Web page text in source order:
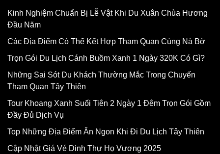
Kinh Nghiệm Chuẩn Bị Lễ Vật Khi Du Xuân Chùa Hương
Đầu Năm
Các Địa Điểm Có Thể Kết Hợp Tham Quan Cùng Nà Bờ
Trọn Gói Du Lịch Cánh Buồm Xanh 1 Ngày 320K Có Gì?
Những Sai Sót Du Khách Thường Mắc Trong Chuyến
Tham Quan Tây Thiên
Tour Khoang Xanh Suối Tiên 2 Ngày 1 Đêm Trọn Gói Gồm
Đầy Đủ Dịch Vụ
Top Những Địa Điểm Ăn Ngon Khi Đi Du Lịch Tây Thiên
Cập Nhật Giá Vé Dinh Thự Họ Vương 2025